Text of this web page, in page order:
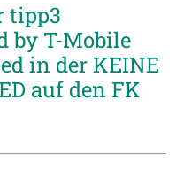
tipp3
by T-Mobile
in der KEINE
auf den FK